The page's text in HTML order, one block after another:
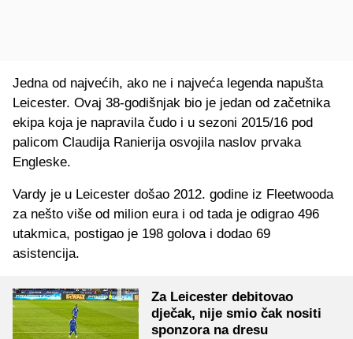
Jedna od najvećih, ako ne i najveća legenda napušta
Leicester. Ovaj 38-godišnjak bio je jedan od začetnika
ekipa koja je napravila čudo i u sezoni 2015/16 pod
palicom Claudija Ranierija osvojila naslov prvaka
Engleske.
Vardy je u Leicester došao 2012. godine iz Fleetwooda
za nešto više od milion eura i od tada je odigrao 496
utakmica, postigao je 198 golova i dodao 69
asistencija.
Za Leicester debitovao
dječak, nije smio čak nositi
sponzora na dresu